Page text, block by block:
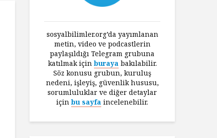
sosyalbilimler.org’da yayımlanan
metin, video ve podcastlerin
paylaşıldığı Telegram grubuna
katılmak içinburaya bakılabilir.
Söz konusu grubun, kuruluş
nedeni, işleyiş, güvenlik hususu,
sorumluluklar ve diğer detaylar
içinbu sayfa incelenebilir.